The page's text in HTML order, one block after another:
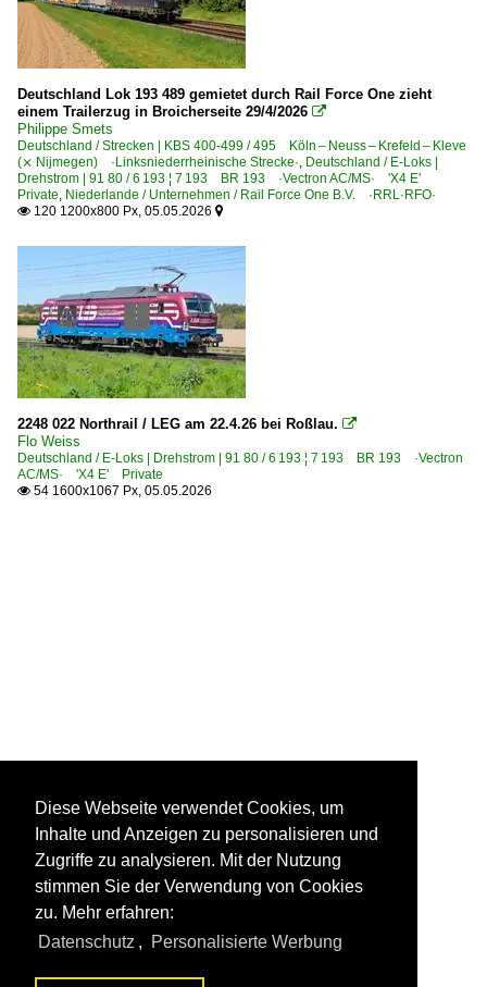
Deutschland Lok 193 489 gemietet durch Rail Force One zieht
einem Trailerzug in Broicherseite 29/4/2026 
Philippe Smets
Deutschland / Strecken | KBS 400-499 / 495 Köln – Neuss – Krefeld – Kleve
(⨯ Nijmegen) ·Linksniederrheinische Strecke·, Deutschland / E-Loks |
Drehstrom | 91 80 / 6 193 ¦ 7 193 BR 193 ·Vectron AC/MS· 'X4 E'
Private, Niederlande / Unternehmen / Rail Force One B.V. ·RRL·RFO·
 120 1200x800 Px, 05.05.2026 
2248 022 Northrail / LEG am 22.4.26 bei Roßlau. 
Flo Weiss
Deutschland / E-Loks | Drehstrom | 91 80 / 6 193 ¦ 7 193 BR 193 ·Vectron
AC/MS· 'X4 E' Private
 54 1600x1067 Px, 05.05.2026
Diese Webseite verwendet Cookies, um
Inhalte und Anzeigen zu personalisieren und
Zugriffe zu analysieren. Mit der Nutzung
stimmen Sie der Verwendung von Cookies
zu. Mehr erfahren:
Datenschutz , Personalisierte Werbung